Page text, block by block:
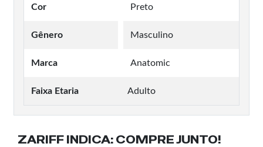
Cor Preto
Gênero Masculino
Marca Anatomic
Faixa Etaria Adulto
ZARIFF INDICA: COMPRE JUNTO!